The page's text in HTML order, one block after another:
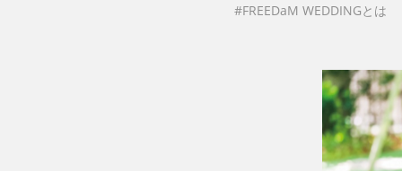
#FREEDaM WEDDINGとは